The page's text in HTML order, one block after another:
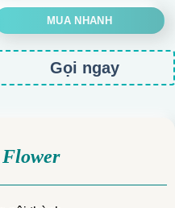
MUA NHANH
Gọi ngay